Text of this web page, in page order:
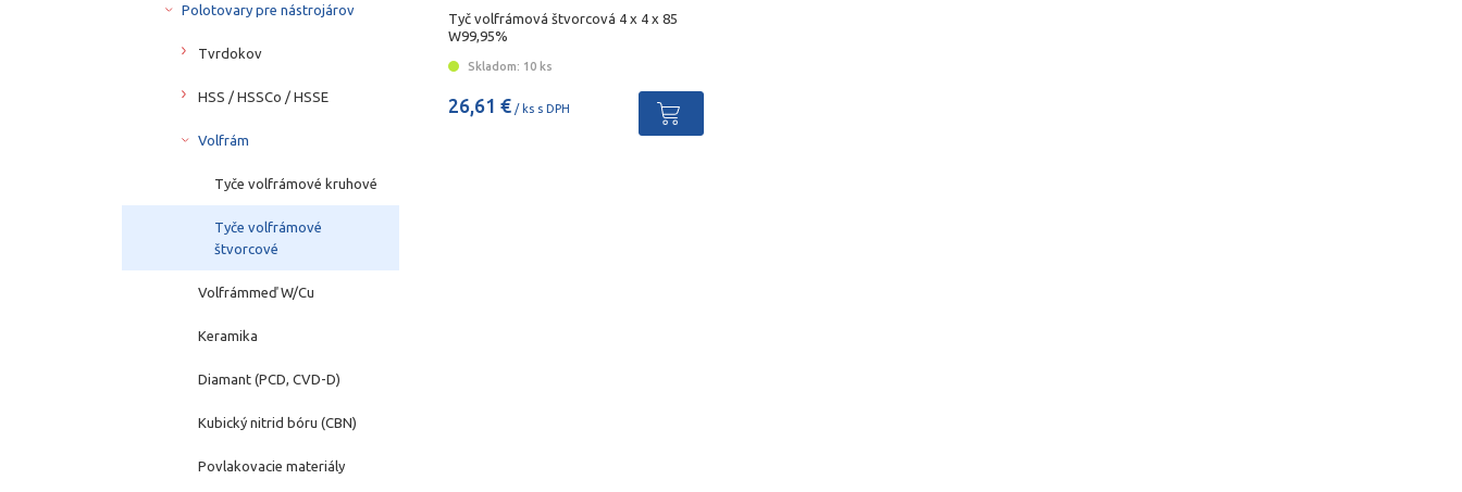
Tyč volfrámová štvorcová 4 x 4 x 85
W99,95%
Skladom: 10 ks
26,61 € / ks s DPH
Polotovary pre nástrojárov
Tvrdokov
HSS / HSSCo / HSSE
Volfrám
Tyče volfrámové kruhové
Tyče volfrámové
štvorcové
Volfrámmeď W/Cu
Keramika
Diamant (PCD, CVD-D)
Kubický nitrid bóru (CBN)
Povlakovacie materiály